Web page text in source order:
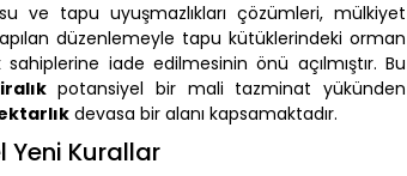
ve tapu uyuşmazlıkları çözümleri, mülkiyet
düzenlemeyle tapu kütüklerindeki orman
sahiplerine iade edilmesinin önü açılmıştır. Bu
potansiyel bir mali tazminat yükünden
devasa bir alanı kapsamaktadır.
Yeni Kurallar